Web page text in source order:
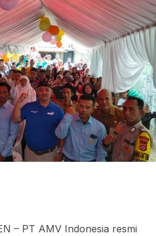
– PT AMV Indonesia resmi